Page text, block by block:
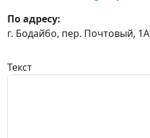
По адресу:
г. Бодайбо, пер. Почтовый, 1А
Текст